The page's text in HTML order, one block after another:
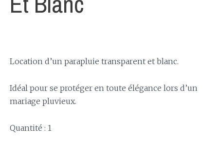
Location d’un parapluie transparent et blanc.
Idéal pour se protéger en toute élégance lors d’un
mariage pluvieux.
Quantité : 1